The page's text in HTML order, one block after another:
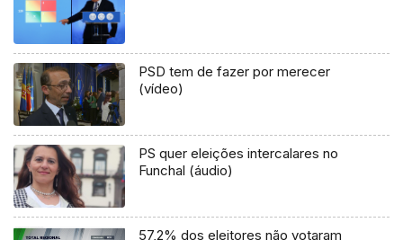
PSD tem de fazer por merecer
(vídeo)
PS quer eleições intercalares no
Funchal (áudio)
57,2% dos eleitores não votaram